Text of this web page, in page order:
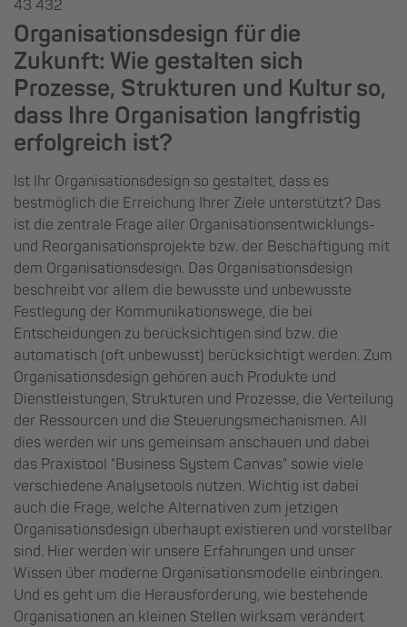
43 432
Organisationsdesign für die
Zukunft: Wie gestalten sich
Prozesse, Strukturen und Kultur so,
dass Ihre Organisation langfristig
erfolgreich ist?
Ist Ihr Organisationsdesign so gestaltet, dass es
bestmöglich die Erreichung Ihrer Ziele unterstützt? Das
ist die zentrale Frage aller Organisationsentwicklungs-
und Reorganisationsprojekte bzw. der Beschäftigung mit
dem Organisationsdesign. Das Organisationsdesign
beschreibt vor allem die bewusste und unbewusste
Festlegung der Kommunikationswege, die bei
Entscheidungen zu berücksichtigen sind bzw. die
automatisch (oft unbewusst) berücksichtigt werden. Zum
Organisationsdesign gehören auch Produkte und
Dienstleistungen, Strukturen und Prozesse, die Verteilung
der Ressourcen und die Steuerungsmechanismen. All
dies werden wir uns gemeinsam anschauen und dabei
das Praxistool "Business System Canvas" sowie viele
verschiedene Analysetools nutzen. Wichtig ist dabei
auch die Frage, welche Alternativen zum jetzigen
Organisationsdesign überhaupt existieren und vorstellbar
sind. Hier werden wir unsere Erfahrungen und unser
Wissen über moderne Organisationsmodelle einbringen.
Und es geht um die Herausforderung, wie bestehende
Organisationen an kleinen Stellen wirksam verändert